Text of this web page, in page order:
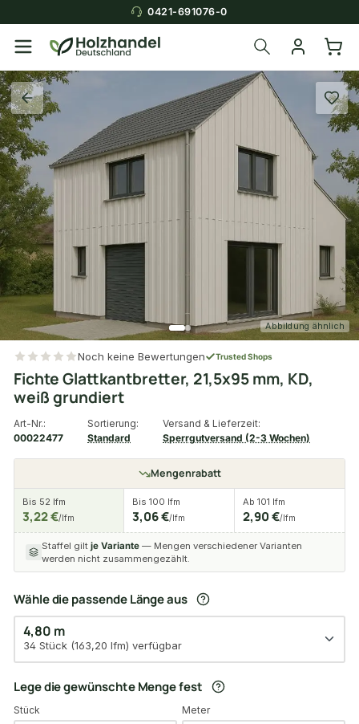
0421-691076-0
Abbildung ähnlich
Noch keine Bewertungen Trusted Shops
Fichte Glattkantbretter, 21,5x95 mm, KD,
weiß grundiert
Art-Nr.:
00022477
Sortierung:
Standard
Versand & Lieferzeit:
Sperrgutversand (2-3 Wochen)
Mengenrabatt
Bis 52 lfm
3,22 €/lfm
Bis 100 lfm
3,06 €/lfm
Ab 101 lfm
2,90 €/lfm
Staffel gilt je Variante — Mengen verschiedener Varianten
werden nicht zusammengezählt.
Wähle die passende Länge aus
4,80 m
34 Stück (163,20 lfm) verfügbar
Lege die gewünschte Menge fest
Stück Meter